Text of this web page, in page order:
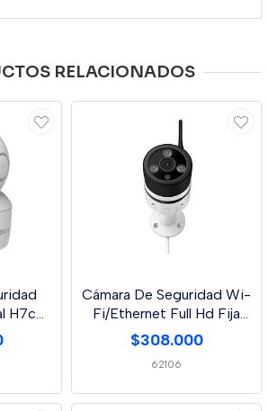
RELACIONADOS
H7c
Cámara De Seguridad Wi-
Fi/Ethernet Full Hd Fija
Tipo Bala
$308.000
62106